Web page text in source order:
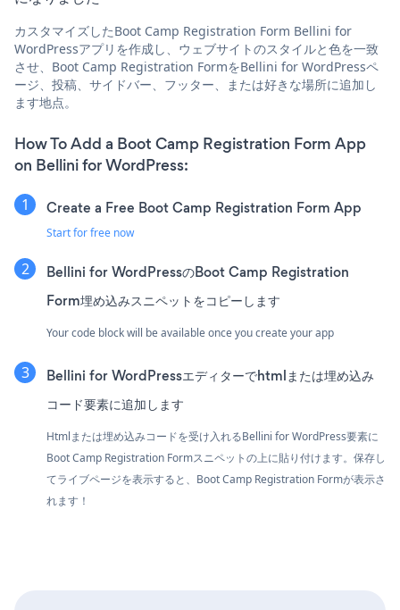
カスタマイズしたBoot Camp Registration Form Bellini for
WordPressアプリを作成し、ウェブサイトのスタイルと色を一致
させ、Boot Camp Registration FormをBellini for WordPressペ
ージ、投稿、サイドバー、フッター、または好きな場所に追加し
ます地点。
How To Add a Boot Camp Registration Form App
on Bellini for WordPress:
Create a Free Boot Camp Registration Form App
Start for free now
Bellini for WordPressのBoot Camp Registration
Form埋め込みスニペットをコピーします
Your code block will be available once you create your app
Bellini for WordPressエディターでhtmlまたは埋め込み
コード要素に追加します
Htmlまたは埋め込みコードを受け入れるBellini for WordPress要素に
Boot Camp Registration Formスニペットの上に貼り付けます。保存し
てライブページを表示すると、Boot Camp Registration Formが表示さ
れます！